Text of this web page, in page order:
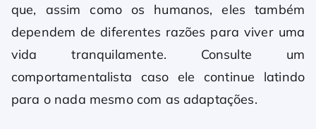
que, assim como os humanos, eles também
dependem de diferentes razões para viver uma
vida tranquilamente. Consulte um
comportamentalista caso ele continue latindo
para o nada mesmo com as adaptações.